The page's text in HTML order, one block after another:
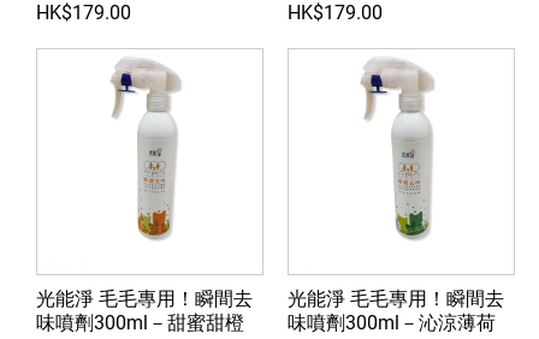
HK$179.00
HK$179.00
光能淨 毛毛專用！瞬間去
味噴劑300ml－甜蜜甜橙
光能淨 毛毛專用！瞬間去
味噴劑300ml－沁涼薄荷